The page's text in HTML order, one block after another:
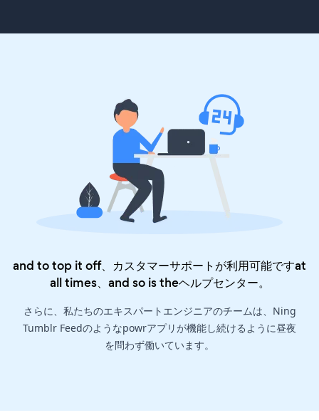
and to top it off、カスタマーサポートが利用可能ですat
all times、and so is theヘルプセンター。
さらに、私たちのエキスパートエンジニアのチームは、Ning
Tumblr Feedのようなpowrアプリが機能し続けるように昼夜
を問わず働いています。